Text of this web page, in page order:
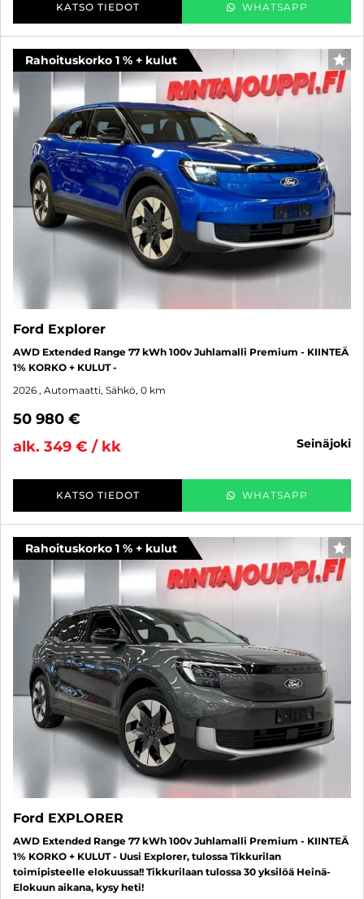
KATSO TIEDOT WHATSAPP
Rahoituskorko 1 % + kulut
Ford Explorer
AWD Extended Range 77 kWh 100v Juhlamalli Premium - KIINTEÄ
1% KORKO + KULUT -
2026 , Automaatti, Sähkö, 0 km
50 980 €
alk. 349 € / kk
seinäjoki
KATSO TIEDOT WHATSAPP
Rahoituskorko 1 % + kulut
Ford EXPLORER
AWD Extended Range 77 kWh 100v Juhlamalli Premium - KIINTEÄ
1% KORKO + KULUT - Uusi Explorer, tulossa Tikkurilan
toimipisteelle elokuussa!! Tikkurilaan tulossa 30 yksilöä Heinä-
Elokuun aikana, kysy heti!